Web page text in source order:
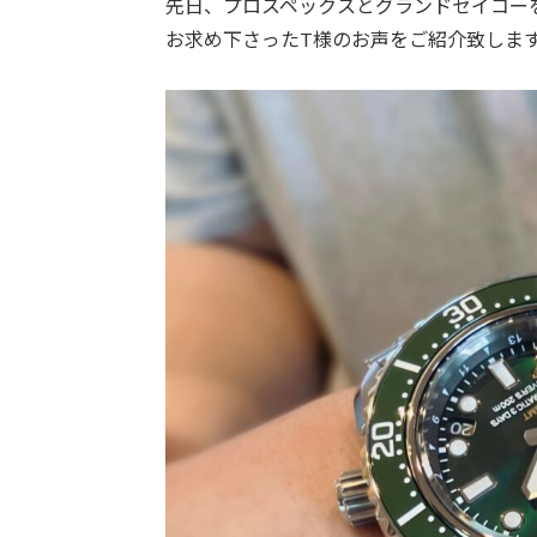
先日、プロスペックスとグランドセイコー
お求め下さったT様のお声をご紹介致しま